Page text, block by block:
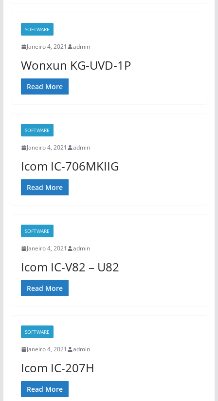
SOFTWARE
Janeiro 4, 2021 admin
Wonxun KG-UVD-1P
Read More
SOFTWARE
Janeiro 4, 2021 admin
Icom IC-706MKIIG
Read More
SOFTWARE
Janeiro 4, 2021 admin
Icom IC-V82 – U82
Read More
SOFTWARE
Janeiro 4, 2021 admin
Icom IC-207H
Read More